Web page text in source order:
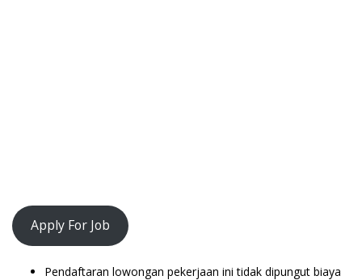
Apply For Job
Pendaftaran lowongan pekerjaan ini tidak dipungut biaya